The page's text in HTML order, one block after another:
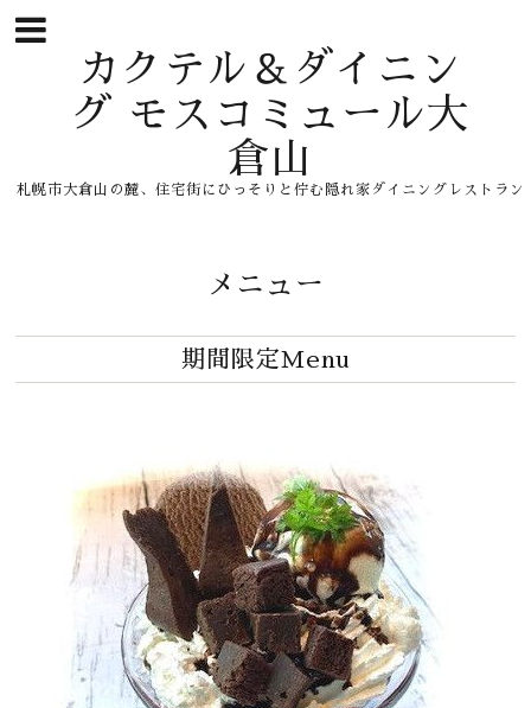
カクテル＆ダイニン
グ モスコミュール大
倉山
札幌市大倉山の麓、住宅街にひっそりと佇む隠れ家ダイニングレストラン
メニュー
期間限定Menu